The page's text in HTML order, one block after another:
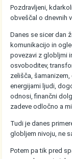
Pozdravljeni,
obveščal o dnevnih
Danes se sicer dan
komunikacijo in
povezavi z globljmi
osvoboditev,
zelišča,
energijami ljudi,
odnosi, finančni
zadeve odločno a
Tudi je danes
globljem nivoju, ne
Potem pa tik pred